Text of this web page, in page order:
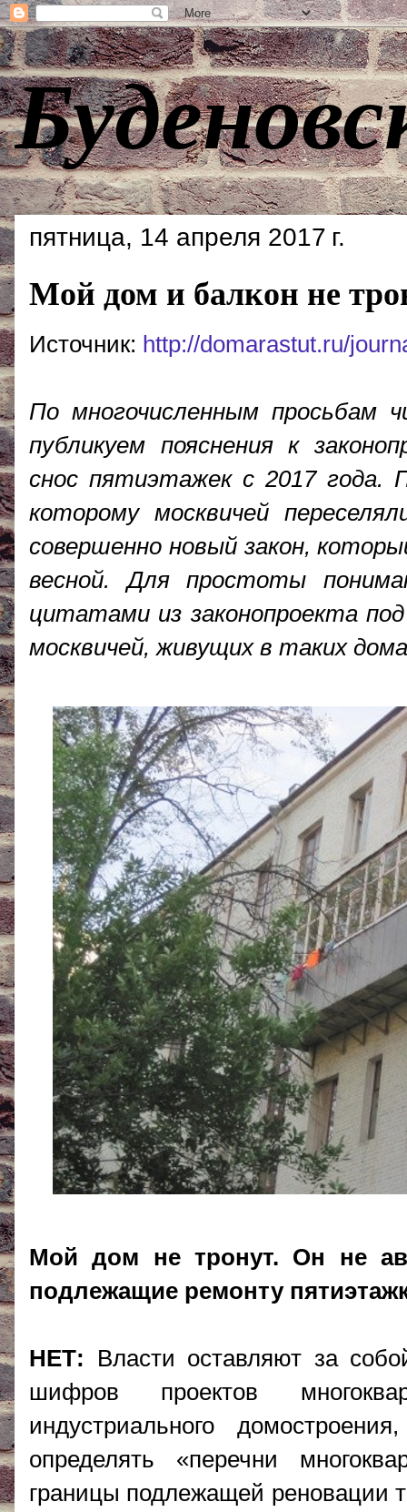
пятница, 14 апреля 2017 г.
Мой дом и балкон не
Источник: http://domarastut.ru/
По многочисленным просьбам
публикуем пояснения к
снос пятиэтажек с 2017 года.
которому москвичей
совершенно новый закон,
весной. Для простоты
цитатами из законопроекта
москвичей, живущих в таких
Мой дом не тронут. Он не
подлежащие ремонту
НЕТ: Власти оставляют за
шифров проектов
индустриального
определять «перечни
границы подлежащей реновации